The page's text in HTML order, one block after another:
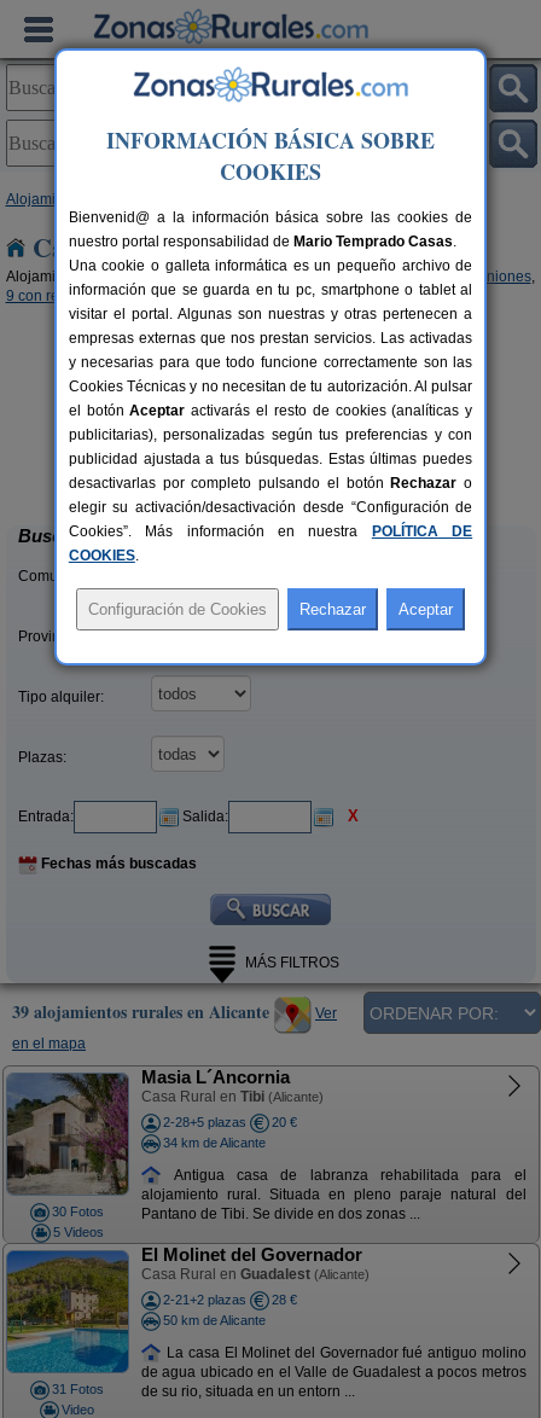
Alojamientos
Casas Rurales en Alicante
Alojamientos rurales para disfrutar del turismo rural en Alicante ( 2 con opiniones,
9 con reserva online, 5 con disponibilidad.)
2-28+5 pers.
desde20 €
Masia L´Ancornia
Tibi (Alicante)
Buscar
Comunidades:
Provincias/Islas:
Tipo alquiler:
Plazas:
Entrada: Salida: X
Fechas más buscadas
MÁS FILTROS
39 alojamientos rurales en Alicante
Ver
en el mapa
30 Fotos
5 Videos
Masia L´Ancornia
Casa Rural en Tibi (Alicante)
2-28+5 plazas
20 €
34 km de Alicante
Antigua casa de labranza rehabilitada para el
alojamiento rural. Situada en pleno paraje natural del
Pantano de Tibi. Se divide en dos zonas ...
31 Fotos
Video
El Molinet del Governador
Casa Rural en Guadalest (Alicante)
2-21+2 plazas
28 €
50 km de Alicante
La casa El Molinet del Governador fué antiguo molino
de agua ubicado en el Valle de Guadalest a pocos metros
de su rio, situada en un entorn ...
INFORMACIÓN BÁSICA SOBRE
COOKIES
Bienvenid@ a la información básica sobre las cookies de
nuestro portal responsabilidad de Mario Temprado Casas.
Una cookie o galleta informática es un pequeño archivo de
información que se guarda en tu pc, smartphone o tablet al
visitar el portal. Algunas son nuestras y otras pertenecen a
empresas externas que nos prestan servicios. Las activadas
y necesarias para que todo funcione correctamente son las
Cookies Técnicas y no necesitan de tu autorización. Al pulsar
el botónAceptar activarás el resto de cookies (analíticas y
publicitarias), personalizadas según tus preferencias y con
publicidad ajustada a tus búsquedas. Estas últimas puedes
desactivarlas por completo pulsando el botón Rechazar o
elegir su activación/desactivación desde “Configuración de
Cookies”. Más información en nuestra
POLÍTICA DE
COOKIES.